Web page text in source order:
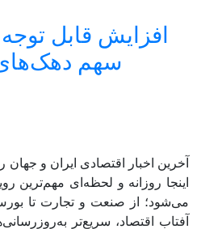
سهم دهک‌های ۱ تا ۳ رکورد زد
آخرین اخبار اقتصادی ایران و جهان را
اینجا روزانه و لحظه‌ای مهم‌ترین
می‌شود؛ از صنعت و تجارت تا بورس،
آفتاب اقتصاد، سریع‌تر